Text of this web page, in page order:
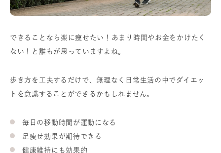
できることなら楽に痩せたい！あまり時間やお金をかけたく
ない！と誰もが思っていますよね。
歩き方を工夫するだけで、無理なく日常生活の中でダイエッ
トを意識することができるかもしれません。
毎日の移動時間が運動になる
足痩せ効果が期待できる
健康維持にも効果的